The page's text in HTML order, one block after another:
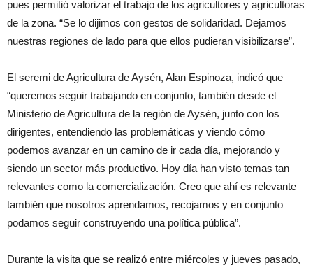
pues permitió valorizar el trabajo de los agricultores y agricultoras
de la zona. “Se lo dijimos con gestos de solidaridad. Dejamos
nuestras regiones de lado para que ellos pudieran visibilizarse”.
El seremi de Agricultura de Aysén, Alan Espinoza, indicó que
“queremos seguir trabajando en conjunto, también desde el
Ministerio de Agricultura de la región de Aysén, junto con los
dirigentes, entendiendo las problemáticas y viendo cómo
podemos avanzar en un camino de ir cada día, mejorando y
siendo un sector más productivo. Hoy día han visto temas tan
relevantes como la comercialización. Creo que ahí es relevante
también que nosotros aprendamos, recojamos y en conjunto
podamos seguir construyendo una política pública”.
Durante la visita que se realizó entre miércoles y jueves pasado,